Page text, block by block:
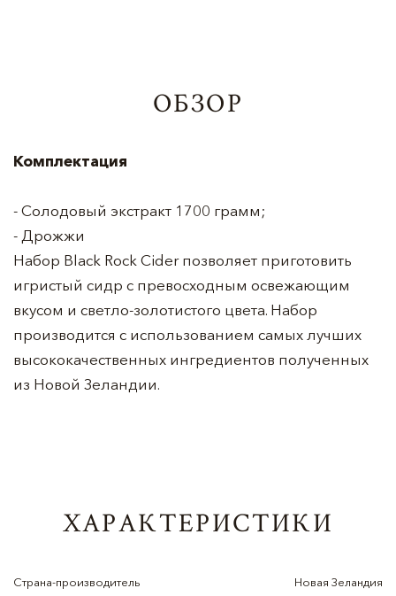
ОБЗОР
Комплектация
- Солодовый экстракт 1700 грамм;
- Дрожжи
Набор Black Rock Cider позволяет приготовить
игристый сидр с превосходным освежающим
вкусом и светло-золотистого цвета. Набор
производится с использованием самых лучших
высококачественных ингредиентов полученных
из Новой Зеландии.
ХАРАКТЕРИСТИКИ
Страна-производитель Новая Зеландия